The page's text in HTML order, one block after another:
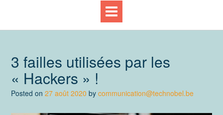
3 failles utilisées par les
« Hackers » !
Posted on 27 août 2020 by communication@technobel.be